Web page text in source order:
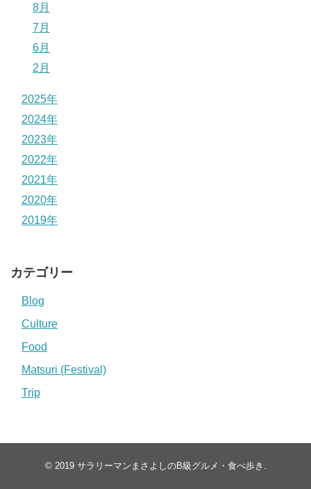
8月
7月
6月
2月
2025年
2024年
2023年
2022年
2021年
2020年
2019年
カテゴリー
Blog
Culture
Food
Matsuri (Festival)
Trip
© 2019 サラリーマンまさよしのB級グルメ・食べ歩き